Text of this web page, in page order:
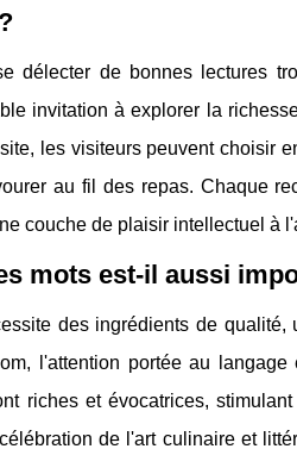
délecter de bonnes lectures
invitation à explorer la
les visiteurs peuvent choisir
au fil des repas. Chaque
couche de plaisir intellectuel à
mots est-il aussi
des ingrédients de
l'attention portée au
riches et évocatrices,
de l'art culinaire et